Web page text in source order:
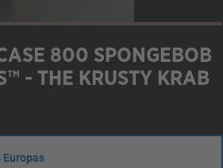
800 SPONGEBOB
- THE KRUSTY KRAB